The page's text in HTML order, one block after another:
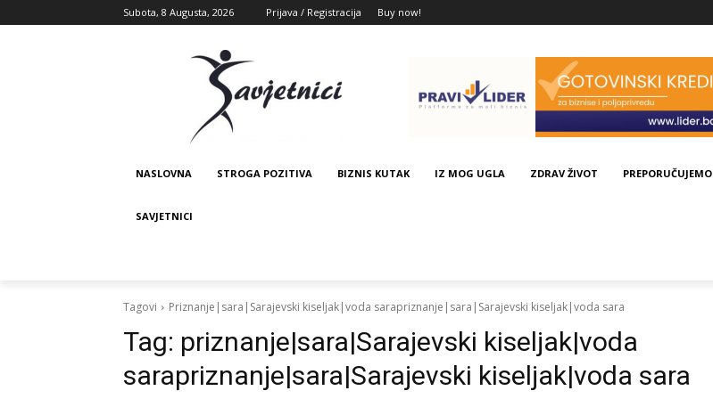
Subota, 8 Augusta, 2026 Prijava / Registracija Buy now!
NASLOVNA STROGA POZITIVA BIZNIS KUTAK IZ MOG UGLA ZDRAV ŽIVOT PREPORUČUJEMO
SAVJETNICI
Tagovi Priznanje|sara|Sarajevski kiseljak|voda sarapriznanje|sara|Sarajevski kiseljak|voda sara
Tag: priznanje|sara|Sarajevski kiseljak|voda
sarapriznanje|sara|Sarajevski kiseljak|voda sara